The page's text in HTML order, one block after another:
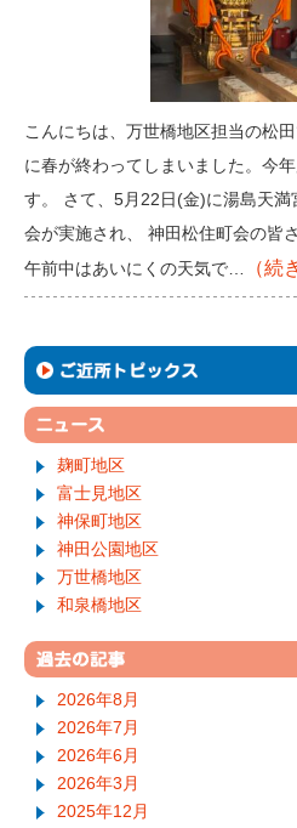
こんにちは、万世橋地区担当の松
に春が終わってしまいました。今
す。 さて、5月22日(金)に湯島天
会が実施され、 神田松住町会の皆
午前中はあいにくの天気で…
（続
麹町地区
富士見地区
神保町地区
神田公園地区
万世橋地区
和泉橋地区
2026年8月
2026年7月
2026年6月
2026年3月
2025年12月